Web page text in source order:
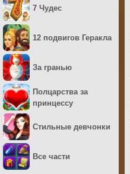
7 Чудес
12 подвигов Геракла
За гранью
Полцарства за
принцессу
Стильные девчонки
Все части